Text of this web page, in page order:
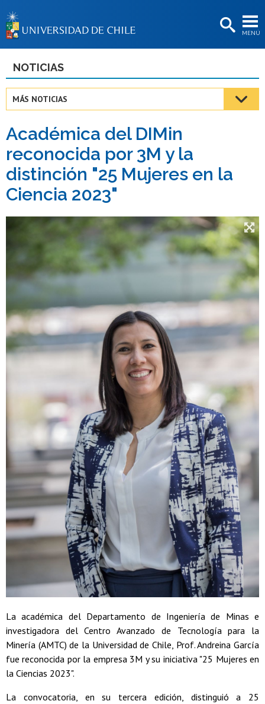
MENÚ
BIBLIOTECAS
Estudiantes
Académicas/os
Funcionarias/os
Egresadas/os
NOTICIAS
MÁS NOTICIAS
Académica del DIMin
reconocida por 3M y la
distinción "25 Mujeres en la
Ciencia 2023"
La académica del Departamento de Ingeniería de Minas e
investigadora del Centro Avanzado de Tecnología para la
Minería (AMTC) de la Universidad de Chile, Prof. Andreina García
fue reconocida por la empresa 3M y su iniciativa "25 Mujeres en
la Ciencias 2023".
La convocatoria, en su tercera edición, distinguió a 25